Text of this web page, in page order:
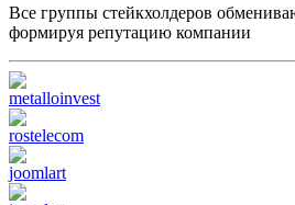
Все группы стейкхолдеров
формируя репутацию компании